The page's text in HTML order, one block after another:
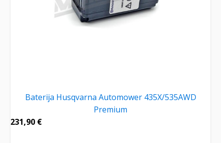
Baterija Husqvarna Automower 435X/535AWD
Premium
231,90 €